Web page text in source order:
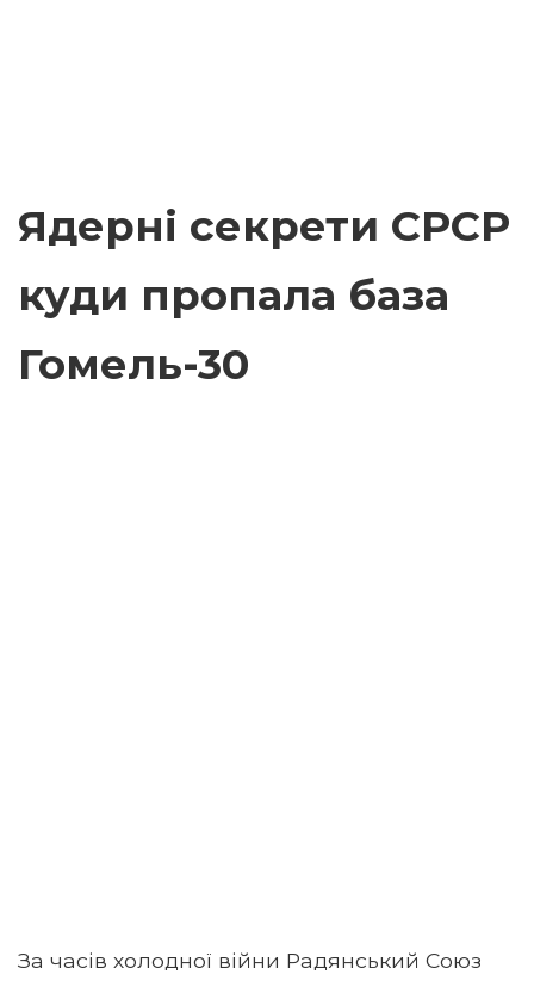
Ядерні секрети СРСР
куди пропала база
Гомель-30
За часів холодної війни Радянський Союз